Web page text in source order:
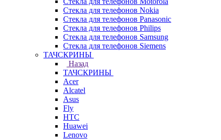
Стекла для телефонов Nokia
Стекла для телефонов Panasonic
Стекла для телефонов Philips
Стекла для телефонов Samsung
Стекла для телефонов Siemens
ТАЧСКРИНЫ
Назад
ТАЧСКРИНЫ
Acer
Alcatel
Asus
Fly
HTC
Huawei
Lenovo